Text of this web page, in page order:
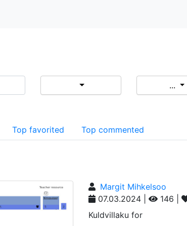
...
Top favorited Top commented
Margit Mihkelsoo
07.03.2024 |
146 |
Kuldvillaku for